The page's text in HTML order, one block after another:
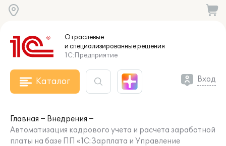
Отраслевые
и специализированныерешения
1С:Предприятие
Каталог Вход
Главная
Внедрения
Автоматизация кадрового учета и расчета заработной
платы на базе ПП «1С:Зарплата и Управление